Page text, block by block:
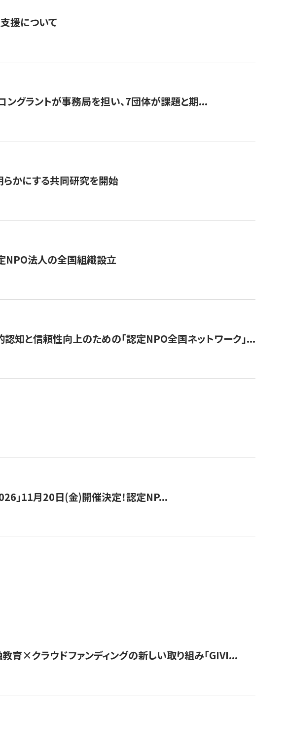
援について
ングラントが事務局を担い、7団体が課題と期...
らかにする共同研究を開始
NPO法人の全国組織設立
知と信頼性向上のための「認定NPO全国ネットワーク」...
」11月20日(金)開催決定！認定NP...
育×クラウドファンディングの新しい取り組み「GIVI...